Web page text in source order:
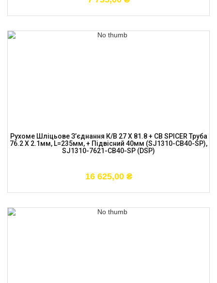
Рухоме Шліцьове З’єднання К/в 27 X 81.8 + CB SPICER Труба
76.2 X 2.1мм, L=235мм, + Підвісний 40мм (SJ1310-CB40-SP),
SJ1310-7621-CB40-SP (DSP)
16 625,00 ₴